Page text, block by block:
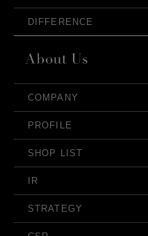
DIFFERENCE
COMPANY
PROFILE
SHOP LIST
IR
STRATEGY